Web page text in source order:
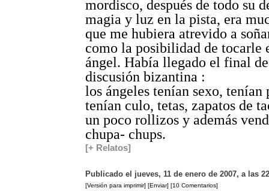
mordisco, después de todo su
magia y luz en la pista, era
que me hubiera atrevido a
como la posibilidad de tocarle
ángel. Había llegado el final
discusión bizantina :
los ángeles tenían sexo, tenían
tenían culo, tetas, zapatos de
un poco rollizos y además
chupa- chups.
[+ Relatos]
Publicado el jueves, 11 de enero de 2007, a las
[Versión para imprimir] [Enviar] [10 Comentarios]